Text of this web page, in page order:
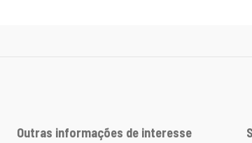
Outras informações de interesse